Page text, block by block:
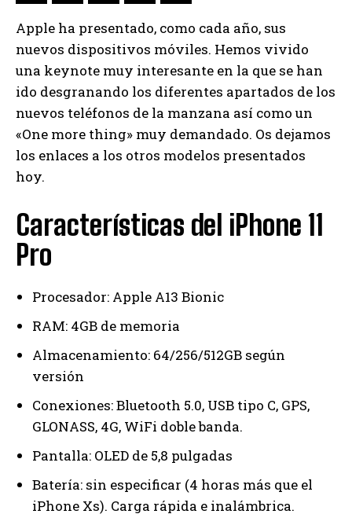
Apple ha presentado, como cada año, sus
nuevos dispositivos móviles. Hemos vivido
una keynote muy interesante en la que se han
ido desgranando los diferentes apartados de los
nuevos teléfonos de la manzana así como un
«One more thing» muy demandado. Os dejamos
los enlaces a los otros modelos presentados
hoy.
Características del iPhone 11
Pro
Procesador: Apple A13 Bionic
RAM: 4GB de memoria
Almacenamiento: 64/256/512GB según
versión
Conexiones: Bluetooth 5.0, USB tipo C, GPS,
GLONASS, 4G, WiFi doble banda.
Pantalla: OLED de 5,8 pulgadas
Batería: sin especificar (4 horas más que el
iPhone Xs). Carga rápida e inalámbrica.